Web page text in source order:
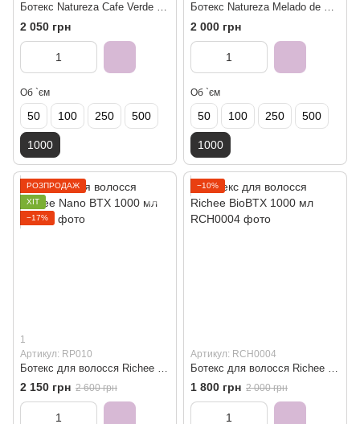
Ботекс Natureza Cafe Verde BTOX 1000 мл
2 050 грн
Об `єм
50 100 250 500
1000
Ботекс Natureza Melado de Cana 1000 мл
2 000 грн
Об `єм
50 100 250 500
1000
РОЗПРОДАЖ
ХІТ
−17%
1
Артикул: RP010
2 150 грн 2 600 грн
−10%
Артикул: RCH0004
1 800 грн 2 000 грн